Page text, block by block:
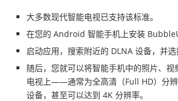
大多数现代智能电视已支持该标准。
在您的 Android 智能手机上安装
启动应用，搜索附近的 DLNA 设备，并选
随后，您就可以将智能手机中的照片、视
电视上——通常为全高清（Full HD）分
设备，甚至可以达到 4K 分辨率。